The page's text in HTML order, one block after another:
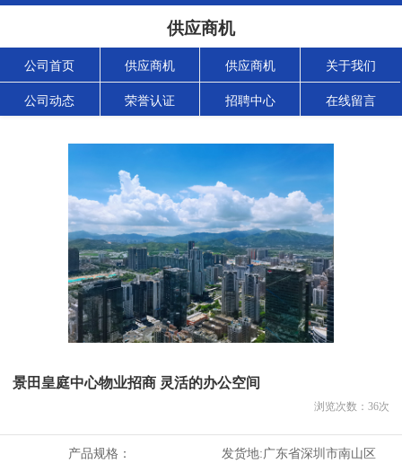
供应商机
公司首页 供应商机 供应商机 关于我们
公司动态 荣誉认证 招聘中心 在线留言
景田皇庭中心物业招商 灵活的办公空间
浏览次数： 36次
产品规格： 发货地:广东省深圳市南山区